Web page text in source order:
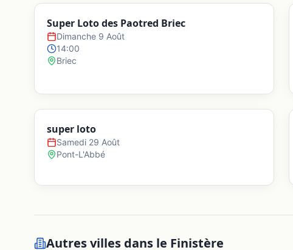
Super Loto des Paotred Briec
Dimanche 9 Août
14:00
Briec
super loto
Samedi 29 Août
Pont-L'Abbé
Autres villes dans le Finistère